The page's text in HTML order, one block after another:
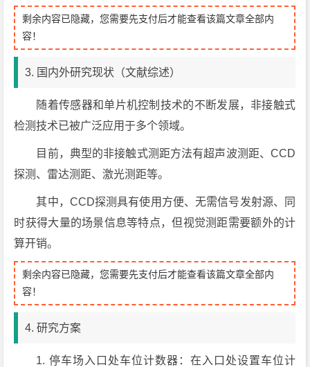
剩余内容已隐藏，您需要先支付后才能查看该篇文章全部内
容！
3. 国内外研究现状（文献综述）
随着传感器和单片机控制技术的不断发展，非接触式
检测技术已被广泛应用于多个领域。
目前，典型的非接触式测距方法有超声波测距、CCD
探测、雷达测距、激光测距等。
其中，CCD探测具有使用方便、无需信号发射源、同
时获得大量的场景信息等特点，但视觉测距需要额外的计
算开销。
剩余内容已隐藏，您需要先支付后才能查看该篇文章全部内
容！
4. 研究方案
1. 停车场入口处车位计数器：在入口处设置车位计